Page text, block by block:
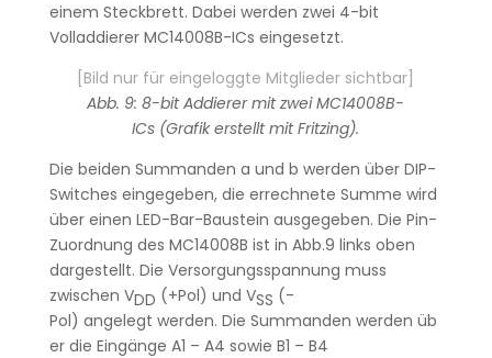
einem Steckbrett. Dabei werden zwei 4-bit
Volladdierer MC14008B-ICs eingesetzt.
[Bild nur für eingeloggte Mitglieder sichtbar]
Abb. 9: 8-bit Addierer mit zwei MC14008B-
ICs (Grafik erstellt mit Fritzing).
Die beiden Summanden a und b werden über DIP-
Switches eingegeben, die errechnete Summe wird
über einen LED-Bar-Baustein ausgegeben. Die Pin-
Zuordnung des MC14008B ist in Abb.9 links oben
dargestellt. Die Versorgungsspannung muss
zwischen VDD (+Pol) und VSS (-
Pol) angelegt werden. Die Summanden werden üb
er die Eingänge A1 – A4 sowie B1 – B4